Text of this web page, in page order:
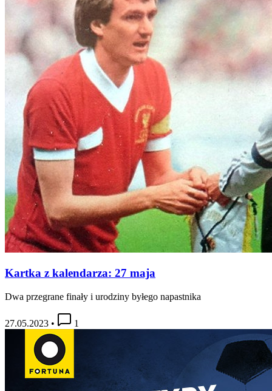
Kartka z kalendarza: 27 maja
Dwa przegrane finały i urodziny byłego napastnika
27.05.2023 • 1